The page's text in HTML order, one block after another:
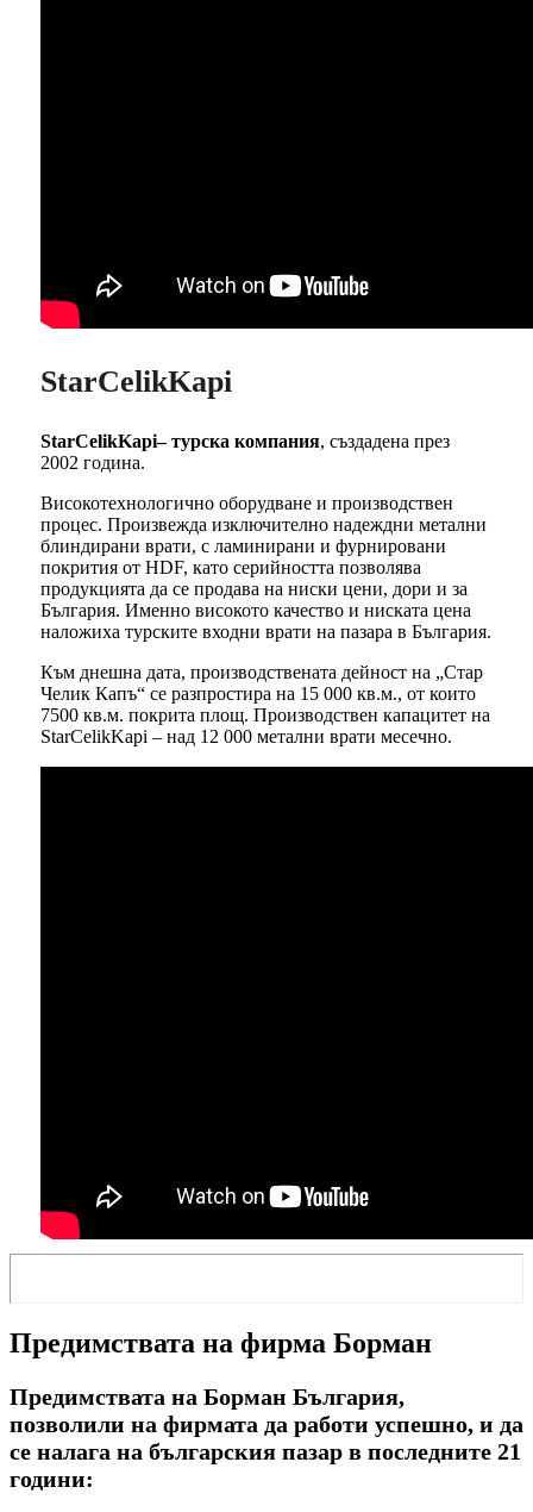
StarCelikKapi
StarCelikKapi– турска компания, създадена през
2002 година.
Високотехнологично оборудване и производствен
процес. Произвежда изключително надеждни метални
блиндирани врати, с ламинирани и фурнировани
покрития от HDF, като серийността позволява
продукцията да се продава на ниски цени, дори и за
България. Именно високото качество и ниската цена
наложиха турските входни врати на пазара в България.
Към днешна дата, производствената дейност на „Стар
Челик Капъ“ се разпростира на 15 000 кв.м., от които
7500 кв.м. покрита площ. Производствен капацитет на
StarCelikKapi – над 12 000 метални врати месечно.
Предимствата на фирма Борман
Предимствата на Борман България,
позволили на фирмата да работи успешно, и да
се налага на българския пазар в последните 21
години: